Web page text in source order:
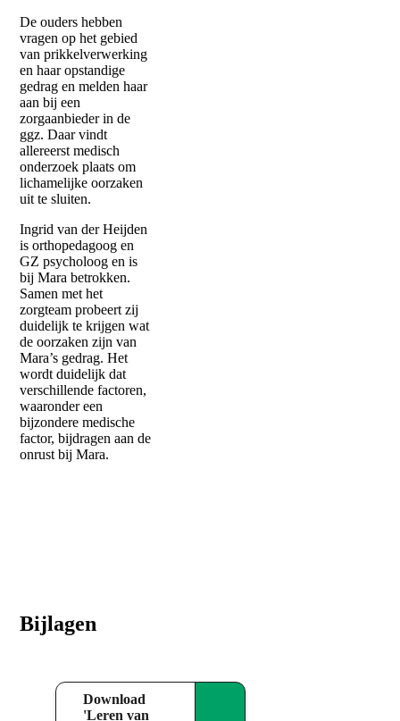
De ouders hebben
vragen op het gebied
van prikkelverwerking
en haar opstandige
gedrag en melden haar
aan bij een
zorgaanbieder in de
ggz. Daar vindt
allereerst medisch
onderzoek plaats om
lichamelijke oorzaken
uit te sluiten.
Ingrid van der Heijden
is orthopedagoog en
GZ psycholoog en is
bij Mara betrokken.
Samen met het
zorgteam probeert zij
duidelijk te krijgen wat
de oorzaken zijn van
Mara’s gedrag. Het
wordt duidelijk dat
verschillende factoren,
waaronder een
bijzondere medische
factor, bijdragen aan de
onrust bij Mara.
Bijlagen
Download
'Leren van